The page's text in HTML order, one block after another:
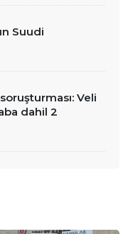
Suudi
Veli
dahil 2